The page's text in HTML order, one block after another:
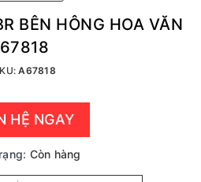
BÊN HÔNG HOA VĂN
67818
A67818
HỆ NGAY
Còn hàng